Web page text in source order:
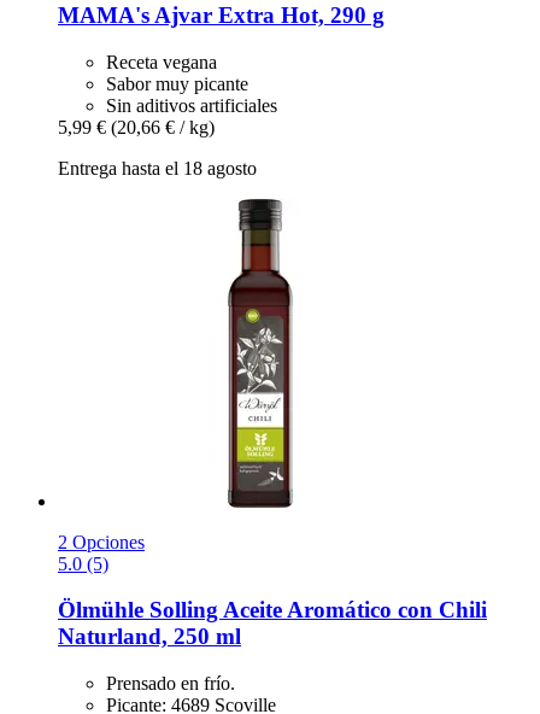
MAMA's Ajvar Extra Hot, 290 g
Receta vegana
Sabor muy picante
Sin aditivos artificiales
5,99 € (20,66 € / kg)
Entrega hasta el 18 agosto
2 Opciones
5.0 (5)
Ölmühle SollingAceite Aromático con Chili
Naturland, 250 ml
Prensado en frío.
Picante: 4689 Scoville